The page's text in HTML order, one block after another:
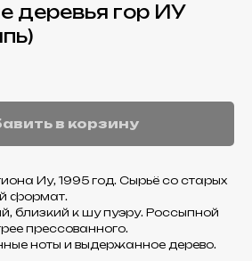
деревья гор ИУ
в корзину
Иу, 1995 год. Сырьё со старых
формат.
близкий к шу пуэру. Россыпной
прессованного.
ноты и выдержанное дерево.